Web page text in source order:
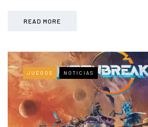
READ MORE
JUEGOS NOTICIAS